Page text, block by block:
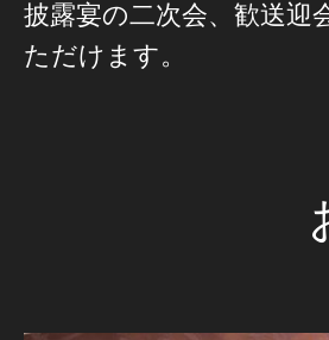
披露宴の二次会、歓送迎
ただけます。